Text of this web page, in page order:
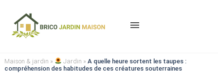
menu
Maison & jardin » Jardin » A quelle heure sortent les taupes :
compréhension des habitudes de ces créatures souterraines